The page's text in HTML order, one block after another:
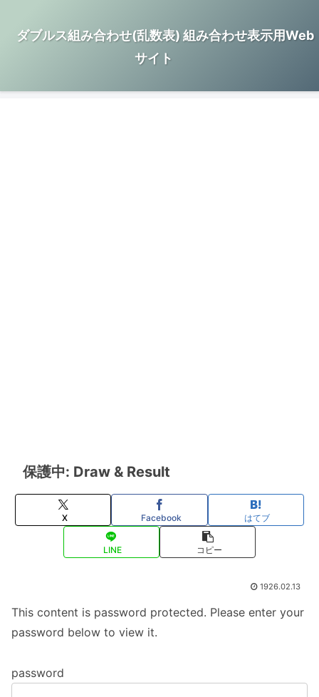
ダブルス組み合わせ(乱数表) 組み合わせ表示用Web
サイト
保護中: Draw & Result
X Facebook はてブ
LINE コピー
1926.02.13
This content is password protected. Please enter your
password below to view it.
password